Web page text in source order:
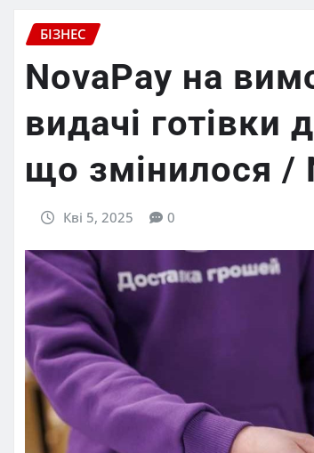
БІЗНЕС
NovaPay на
видачі готівки
що змінилося /
Кві 5, 2025 0